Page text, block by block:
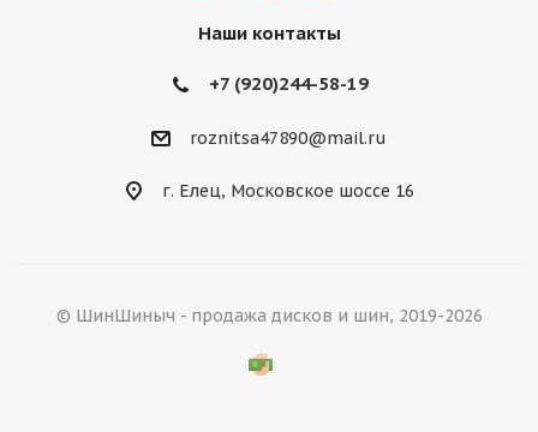
Наши контакты
+7 (920)244-58-19
roznitsa47890@mail.ru
г. Елец, Московское шоссе 16
© ШинШиныч - продажа дисков и шин, 2019-2026